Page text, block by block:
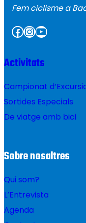
Fem ciclisme a
Facebook InstagramYouTube
Activitats
Campionat
Sortides Especials
De viatge amb bici
Sobre nosaltres
Qui som?
L’Entrevista
Agenda